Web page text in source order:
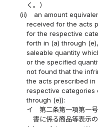
く。）
(ii)
an amount
received for the acts
for the respective
forth in (a) through
saleable quantity
or the specified
not found that the
the acts prescribed in
respective categories
through (e)):
イ
第二条第一項第一
害に係る商品等表示